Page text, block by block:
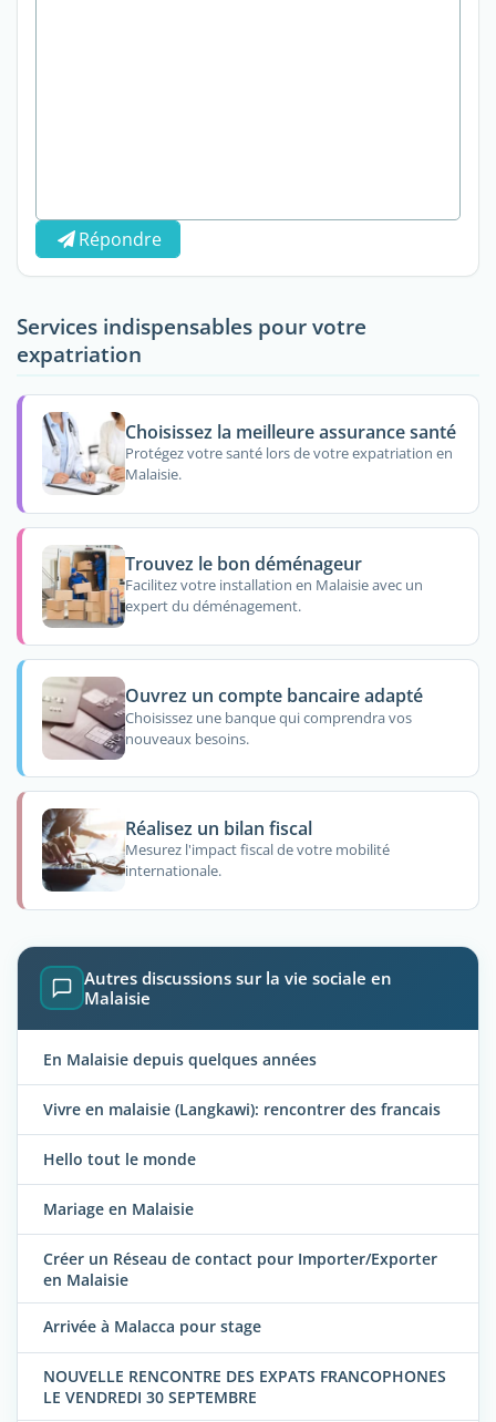
Répondre
Services indispensables pour votre
expatriation
Choisissez la meilleure assurance santé
Protégez votre santé lors de votre expatriation en
Malaisie.
Trouvez le bon déménageur
Facilitez votre installation en Malaisie avec un
expert du déménagement.
Ouvrez un compte bancaire adapté
Choisissez une banque qui comprendra vos
nouveaux besoins.
Réalisez un bilan fiscal
Mesurez l'impact fiscal de votre mobilité
internationale.
Autres discussions sur la vie sociale en
Malaisie
En Malaisie depuis quelques années
Vivre en malaisie (Langkawi): rencontrer des francais
Hello tout le monde
Mariage en Malaisie
Créer un Réseau de contact pour Importer/Exporter
en Malaisie
Arrivée à Malacca pour stage
NOUVELLE RENCONTRE DES EXPATS FRANCOPHONES
LE VENDREDI 30 SEPTEMBRE